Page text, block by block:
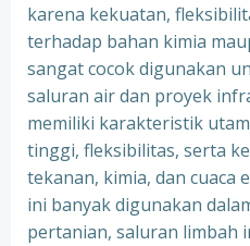
karena kekuatan,
terhadap bahan kimia
sangat cocok digunakan
saluran air dan proyek
memiliki karakteristik
tinggi, fleksibilitas, serta
tekanan, kimia, dan cuaca
ini banyak digunakan
pertanian, saluran limbah